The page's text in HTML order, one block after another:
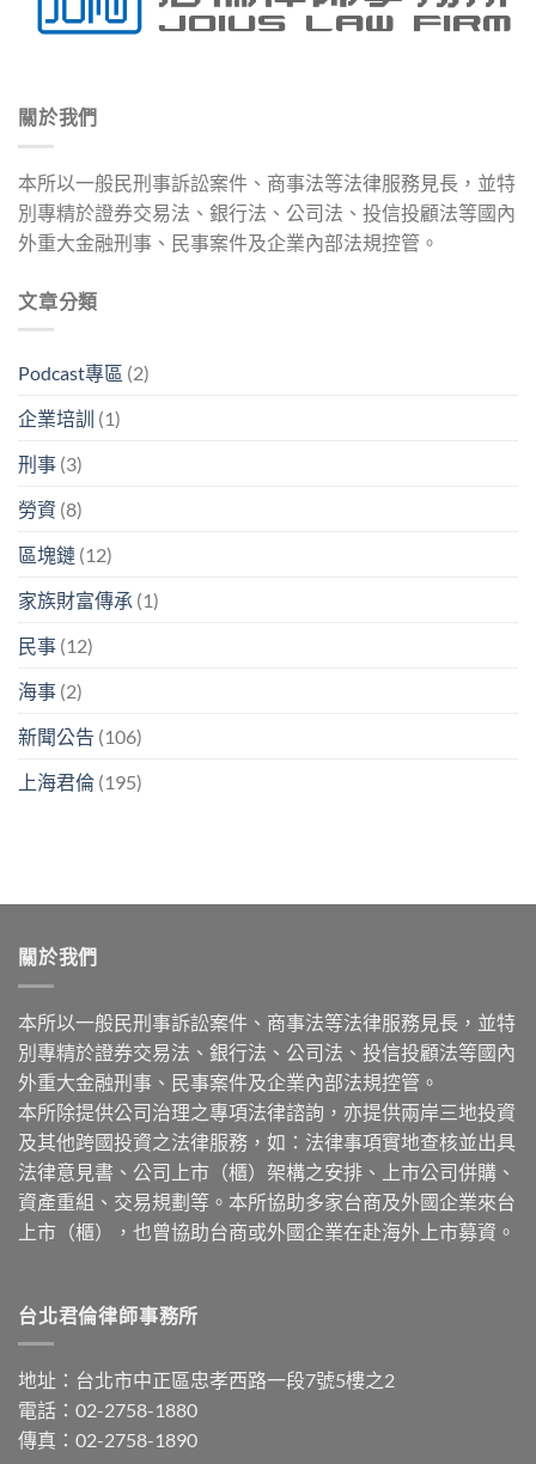
關於我們
本所以一般民刑事訴訟案件、商事法等法律服務見長，並特
別專精於證券交易法、銀行法、公司法、投信投顧法等國內
外重大金融刑事、民事案件及企業內部法規控管。
文章分類
Podcast專區 (2)
企業培訓 (1)
刑事 (3)
勞資 (8)
區塊鏈 (12)
家族財富傳承 (1)
民事 (12)
海事 (2)
新聞公告 (106)
上海君倫 (195)
關於我們
本所以一般民刑事訴訟案件、商事法等法律服務見長，並特
別專精於證券交易法、銀行法、公司法、投信投顧法等國內
外重大金融刑事、民事案件及企業內部法規控管。
本所除提供公司治理之專項法律諮詢，亦提供兩岸三地投資
及其他跨國投資之法律服務，如：法律事項實地查核並出具
法律意見書、公司上市（櫃）架構之安排、上市公司併購、
資產重組、交易規劃等。本所協助多家台商及外國企業來台
上市（櫃），也曾協助台商或外國企業在赴海外上市募資。
台北君倫律師事務所
地址：台北市中正區忠孝西路一段7號5樓之2
電話：02-2758-1880
傳真：02-2758-1890